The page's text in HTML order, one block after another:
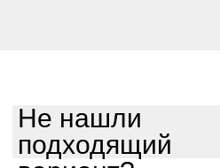
Не нашли
подходящий